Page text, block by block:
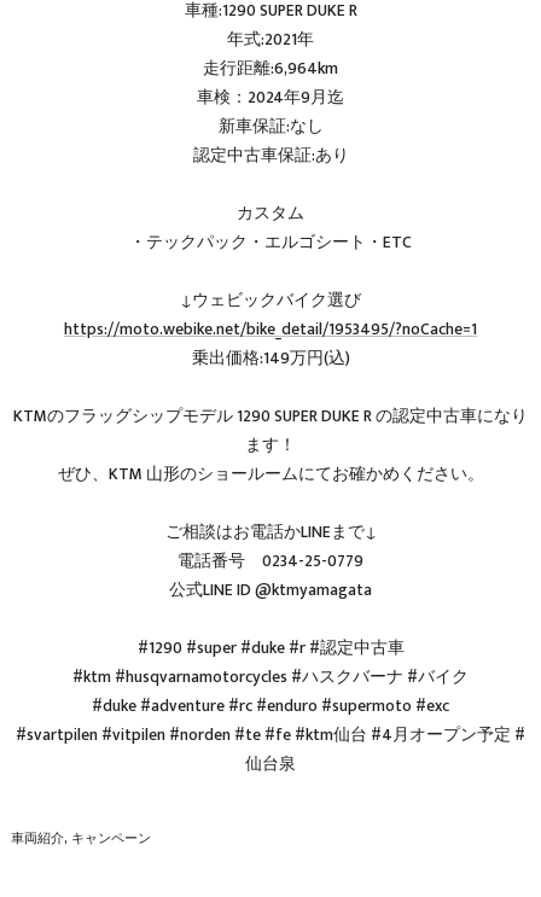
車種:1290 SUPER DUKE R
年式:2021年
走行距離:6,964km
車検：2024年9月迄
新車保証:なし
認定中古車保証:あり
カスタム
・テックパック・エルゴシート・ETC
↓ウェビックバイク選び
https://moto.webike.net/bike_detail/1953495/?noCache=1
乗出価格:149万円(込)
KTMのフラッグシップモデル 1290 SUPER DUKE R の認定中古車になり
ます！
ぜひ、KTM 山形のショールームにてお確かめください。
ご相談はお電話かLINEまで↓
電話番号 0234-25-0779
公式LINE ID @ktmyamagata
#1290 #super #duke #r #認定中古車
#ktm #husqvarnamotorcycles #ハスクバーナ #バイク
#duke #adventure #rc #enduro #supermoto #exc
#svartpilen #vitpilen #norden #te #fe #ktm仙台 #4月オープン予定 #
仙台泉
車両紹介 キャンペーン